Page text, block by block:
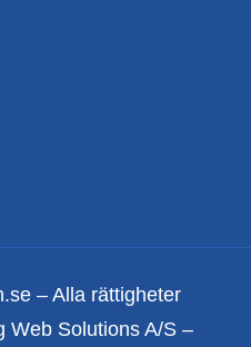
– Alla rättigheter
Web Solutions A/S –